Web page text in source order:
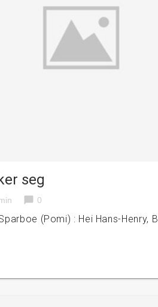
seg
chat_bubble 0
(Pomi) : Hei Hans-Henry,